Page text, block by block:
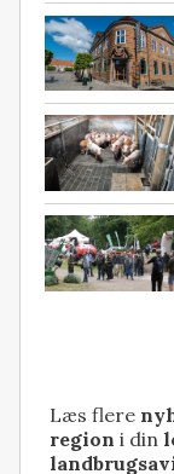
Læs flere
region i din